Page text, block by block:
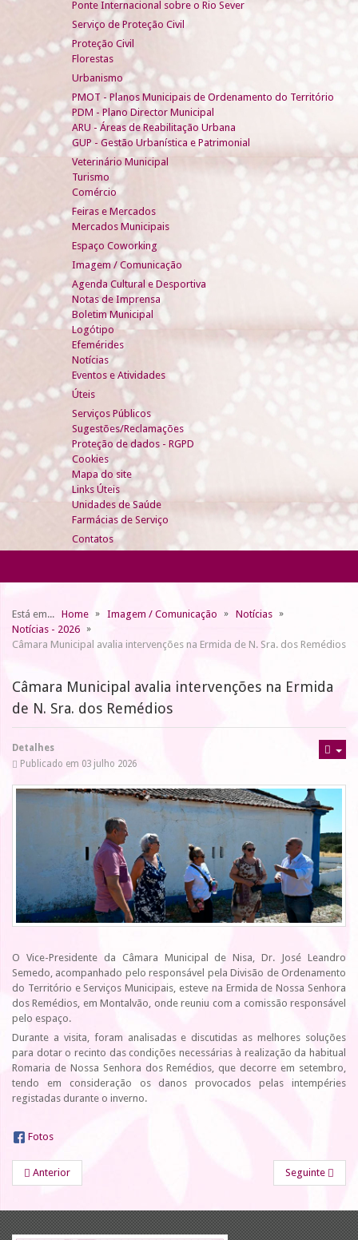
Ponte Internacional sobre o Rio Sever
Serviço de Proteção Civil
Proteção Civil
Florestas
Urbanismo
PMOT - Planos Municipais de Ordenamento do Território
PDM - Plano Director Municipal
ARU - Áreas de Reabilitação Urbana
GUP - Gestão Urbanística e Patrimonial
Veterinário Municipal
Turismo
Comércio
Feiras e Mercados
Mercados Municipais
Espaço Coworking
Imagem / Comunicação
Agenda Cultural e Desportiva
Notas de Imprensa
Boletim Municipal
Logótipo
Efemérides
Notícias
Eventos e Atividades
Úteis
Serviços Públicos
Sugestões/Reclamações
Proteção de dados - RGPD
Cookies
Mapa do site
Links Úteis
Unidades de Saúde
Farmácias de Serviço
Contatos
Está em... Home Imagem / Comunicação
Notícias
Notícias - 2026
Câmara Municipal avalia intervenções na Ermida de N. Sra. dos Remédios
Câmara Municipal avalia intervenções na Ermida
de N. Sra. dos Remédios
Detalhes
Publicado em 03 julho 2026
O Vice-Presidente da Câmara Municipal de Nisa, Dr. José Leandro
Semedo, acompanhado pelo responsável pela Divisão de Ordenamento
do Território e Serviços Municipais, esteve na Ermida de Nossa Senhora
dos Remédios, em Montalvão, onde reuniu com a comissão responsável
pelo espaço.
Durante a visita, foram analisadas e discutidas as melhores soluções
para dotar o recinto das condições necessárias à realização da habitual
Romaria de Nossa Senhora dos Remédios, que decorre em setembro,
tendo em consideração os danos provocados pelas intempéries
registadas durante o inverno.
Fotos
Anterior Seguinte